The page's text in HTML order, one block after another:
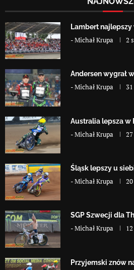
Lambert najlepszy
-Michał Krupa 2
Andersen wygrał
-Michał Krupa
Australia lepsza w
-Michał Krupa
Śląsk lepszy u
-Michał Krupa
SGP Szwecji dla
-Michał Krupa
Przyjemski znów